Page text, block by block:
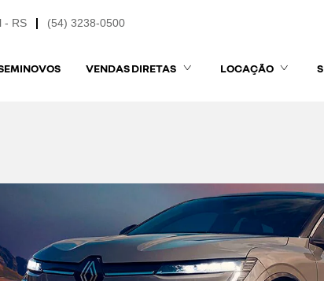
(54) 3238-0500
- RS
VENDAS DIRETAS LOCAÇÃO